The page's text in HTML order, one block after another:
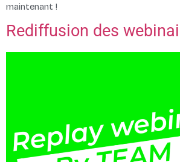
maintenant !
Rediffusion des